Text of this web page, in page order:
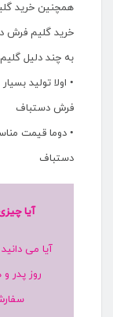
همچنین خرید
خرید گلیم فرش
به چند دلیل
• اولا تولید
فرش دستباف
• دوما قیمت
دستباف
آیا
آیا می
روز پدر و